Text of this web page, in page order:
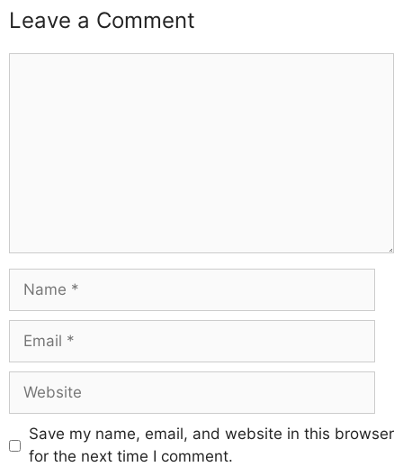
Leave a Comment
Save my name, email, and website in this browser
for the next time I comment.